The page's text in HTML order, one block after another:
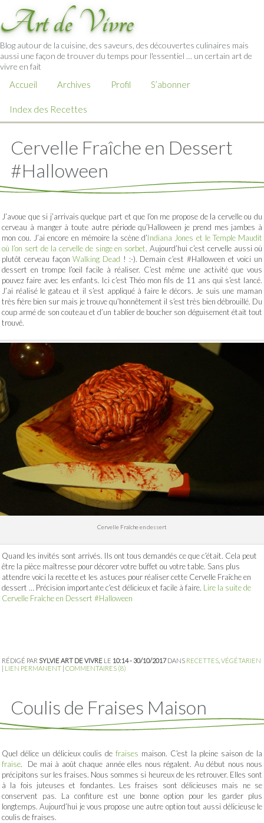
Art de Vivre
Blog autour de la cuisine, des saveurs, des découvertes culinaires mais
aussi une façon de trouver du temps pour l'essentiel … un certain art de
vivre en fait
Accueil Archives Profil S’abonner
Index des Recettes
Cervelle Fraîche en Dessert
#Halloween
J’avoue que si j’arrivais quelque part et que l’on me propose de la cervelle ou du
cerveau à manger à toute autre période qu’Halloween je prend mes jambes à
mon cou. J’ai encore en mémoire la scène d’Indiana Jones et le Temple Maudit
où l’on sert de la cervelle de singe en sorbet. Aujourd’hui c’est cervelle aussi où
plutôt cerveau façonWalking Dead ! :-). Demain c’est #Halloween et voici un
dessert en trompe l’oeil facile à réaliser. C’est même une activité que vous
pouvez faire avec les enfants. Ici c’est Théo mon fils de 11 ans qui s’est lancé.
J’ai réalisé le gateau et il s’est appliqué à faire le décors. Je suis une maman
très fière bien sur mais je trouve qu’honnêtement il s’est très bien débrouillé. Du
coup armé de son couteau et d’un tablier de boucher son déguisement était tout
trouvé.
Cervelle Fraîche en dessert
Quand les invités sont arrivés. Ils ont tous demandés ce que c’était. Cela peut
être la pièce maîtresse pour décorer votre buffet ou votre table. Sans plus
attendre voici la recette et les astuces pour réaliser cette Cervelle Fraîche en
dessert … Précision importante c’est délicieux et facile à faire. Lire la suite de
Cervelle Fraîche en Dessert #Halloween
RÉDIGÉ PAR SYLVIE ART DE VIVRE LE 10:14 - 30/10/2017DANS RECETTES VÉGÉTARIEN
LIEN PERMANENT COMMENTAIRES (8)
Coulis de Fraises Maison
Quel délice un délicieux coulis defraises maison. C’est la pleine saison de la
fraise. De mai à août chaque année elles nous régalent. Au début nous nous
précipitons sur les fraises. Nous sommes si heureux de les retrouver. Elles sont
à la fois juteuses et fondantes. Les fraises sont délicieuses mais ne se
conservent pas. La confiture est une bonne option pour les garder plus
longtemps. Aujourd’hui je vous propose une autre option tout aussi délicieuse le
coulis de fraises.